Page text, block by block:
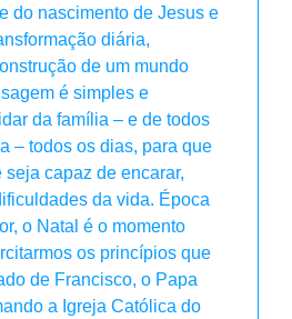
do nascimento de Jesus e
diária,
de um mundo
é simples e
da família – e de todos
– todos os dias, para que
capaz de encarar,
da vida. Época
o Natal é o momento
os princípios que
de Francisco, o Papa
a Igreja Católica do